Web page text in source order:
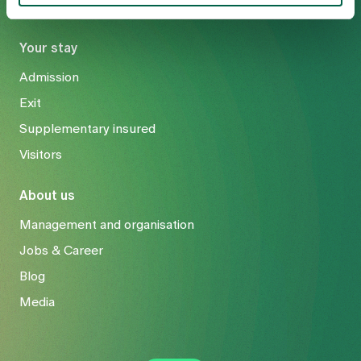
Your stay
Admission
Exit
Supplementary insured
Visitors
About us
Management and organisation
Jobs & Career
Blog
Media